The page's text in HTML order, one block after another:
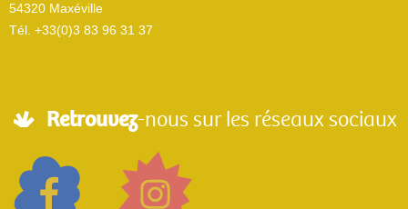
54320 Maxéville
Tél. +33(0)3 83 96 31 37
Retrouvez-nous sur les réseaux sociaux